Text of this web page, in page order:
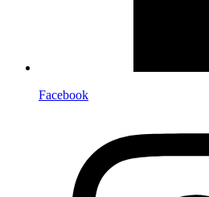
Facebook